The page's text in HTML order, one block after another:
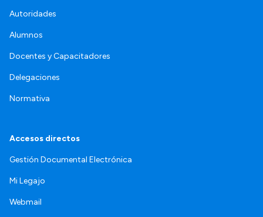
Autoridades
Alumnos
Docentes y Capacitadores
Delegaciones
Normativa
Accesos directos
Gestión Documental Electrónica
Mi Legajo
Webmail